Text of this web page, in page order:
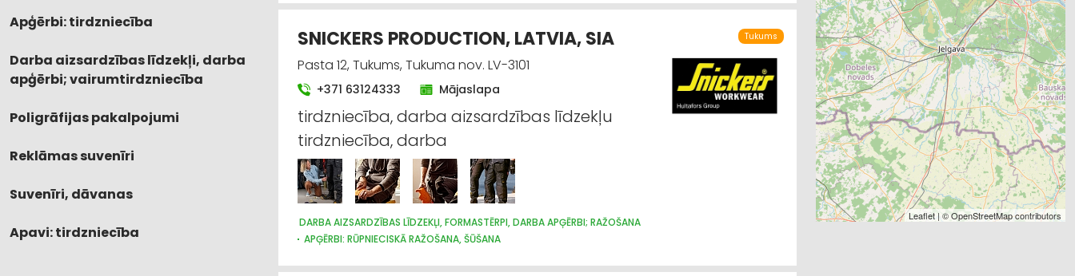
Apģērbi: tirdzniecība
Darba aizsardzības līdzekļi, darba
apģērbi; vairumtirdzniecība
Poligrāfijas pakalpojumi
Reklāmas suvenīri
Suvenīri, dāvanas
Apavi: tirdzniecība
Tukums
SNICKERS PRODUCTION, LATVIA, SIA
Pasta 12, Tukums, Tukuma nov. LV-3101
+371 63124333 Mājaslapa
tirdzniecība, darba aizsardzības līdzekļu
tirdzniecība, darba
DARBA AIZSARDZĪBAS LĪDZEKĻI, FORMASTĒRPI, DARBA APĢĒRBI; RAŽOŠANA
APĢĒRBI: RŪPNIECISKĀ RAŽOŠANA, ŠŪŠANA
Leaflet | ©OpenStreetMapcontributors